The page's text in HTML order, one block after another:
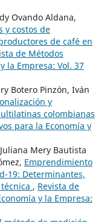
Ovando Aldana,
y costos de
de café en
de Métodos
la Empresa: Vol. 37
Botero Pinzón, Iván
y
colombianas
para la Economía y
Mery Bautista
Emprendimiento
19: Determinantes,
, Revista de
y la Empresa: